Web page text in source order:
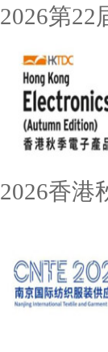
2026第22
2026香港